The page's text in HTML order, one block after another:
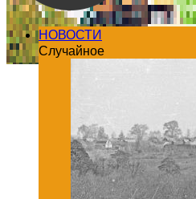
НОВОСТИ
Случайное